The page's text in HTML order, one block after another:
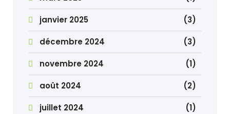
janvier 2025 (3)
décembre 2024 (3)
novembre 2024 (1)
août 2024 (2)
juillet 2024 (1)